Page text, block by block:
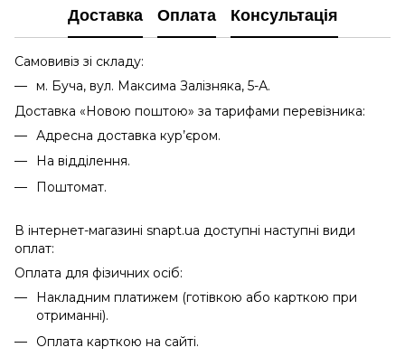
Доставка Оплата Консультація
Самовивіз зі складу:
м. Буча, вул. Максима Залізняка, 5-А.
Доставка «Новою поштою» за тарифами перевізника:
Адресна доставка кур’єром.
На відділення.
Поштомат.
В інтернет-магазині snapt.ua доступні наступні види
оплат:
Оплата для фізичних осіб:
Накладним платижем (готівкою або карткою при
отриманні).
Оплата карткою на сайті.